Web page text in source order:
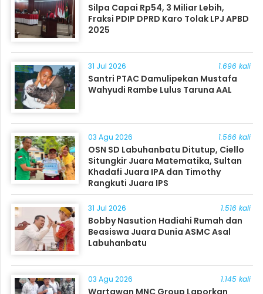
Silpa Capai Rp54, 3 Miliar Lebih,
Fraksi PDIP DPRD Karo Tolak LPJ APBD
2025
31 Jul 2026 1.696 kali
Santri PTAC Damulipekan Mustafa
Wahyudi Rambe Lulus Taruna AAL
03 Agu 2026 1.566 kali
OSN SD Labuhanbatu Ditutup, Ciello
Situngkir Juara Matematika, Sultan
Khadafi Juara IPA dan Timothy
Rangkuti Juara IPS
31 Jul 2026 1.516 kali
Bobby Nasution Hadiahi Rumah dan
Beasiswa Juara Dunia ASMC Asal
Labuhanbatu
03 Agu 2026 1.145 kali
Wartawan MNC Group Laporkan